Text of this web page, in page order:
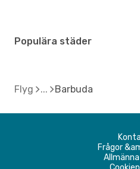
Populära städer
Flyg Barbuda
Frågor